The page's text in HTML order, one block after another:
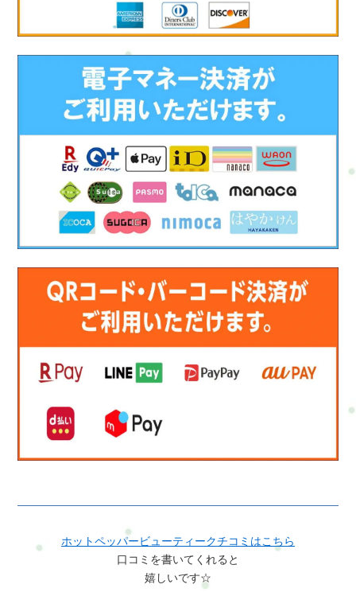
ホットペッパービューティークチコミはこちら
口コミを書いてくれると
嬉しいです☆